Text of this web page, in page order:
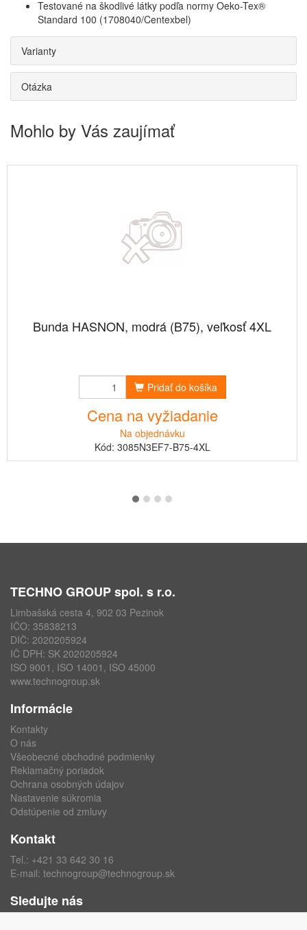
Testované na škodlivé látky podľa normy Oeko-Tex®
Standard 100 (1708040/Centexbel)
Varianty
Otázka
Mohlo by Vás zaujímať
Bunda HASNON, modrá (B75), veľkosť 4XL
Pridať do košíka
Cena na vyžiadanie
Na objednávku
Kód: 3085N3EF7-B75-4XL
TECHNO GROUP spol. s r.o.
Limbašská cesta 4, 902 03 Pezinok
IČO: 35838213
DIČ: 2020205924
IČ DPH: SK 2020205924
ISO 9001, ISO 14001, ISO 45000
www.technogroup.sk
Informácie
Kontakty
O nás
Všeobecné obchodné podmienky
Reklamačný poriadok
Ochrana osobných údajov
Nastavenie súkromia
Odstúpenie od zmluvy
Kontakt
Tel.: +421 33 642 30 16
E-mail: technogroup@technogroup.sk
Sledujte nás